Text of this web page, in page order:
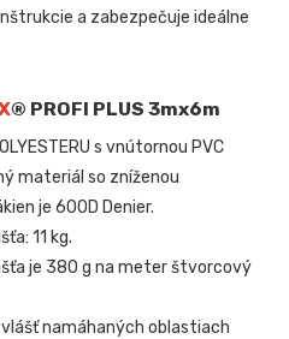
a zabezpečuje ideálne
® PROFI PLUS 3mx6m
s vnútornou PVC
materiál so zníženou
je 600D Denier.
11 kg.
je 380 g na meter štvorcový
namáhaných oblastiach